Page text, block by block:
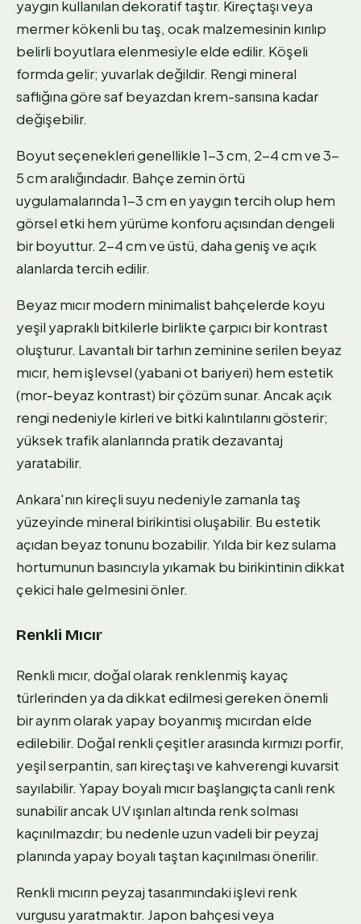
yaygın kullanılan dekoratif taştır. Kireçtaşı veya
mermer kökenli bu taş, ocak malzemesinin kırılıp
belirli boyutlara elenmesiyle elde edilir. Köşeli
formda gelir; yuvarlak değildir. Rengi mineral
saflığına göre saf beyazdan krem-sarısına kadar
değişebilir.
Boyut seçenekleri genellikle 1-3 cm, 2-4 cm ve 3-
5 cm aralığındadır. Bahçe zemin örtü
uygulamalarında 1-3 cm en yaygın tercih olup hem
görsel etki hem yürüme konforu açısından dengeli
bir boyuttur. 2-4 cm ve üstü, daha geniş ve açık
alanlarda tercih edilir.
Beyaz mıcır modern minimalist bahçelerde koyu
yeşil yapraklı bitkilerle birlikte çarpıcı bir kontrast
oluşturur. Lavantalı bir tarhın zeminine serilen beyaz
mıcır, hem işlevsel (yabani ot bariyeri) hem estetik
(mor-beyaz kontrast) bir çözüm sunar. Ancak açık
rengi nedeniyle kirleri ve bitki kalıntılarını gösterir;
yüksek trafik alanlarında pratik dezavantaj
yaratabilir.
Ankara'nın kireçli suyu nedeniyle zamanla taş
yüzeyinde mineral birikintisi oluşabilir. Bu estetik
açıdan beyaz tonunu bozabilir. Yılda bir kez sulama
hortumunun basıncıyla yıkamak bu birikintinin dikkat
çekici hale gelmesini önler.
Renkli Mıcır
Renkli mıcır, doğal olarak renklenmiş kayaç
türlerinden ya da dikkat edilmesi gereken önemli
bir ayrım olarak yapay boyanmış mıcırdan elde
edilebilir. Doğal renkli çeşitler arasında kırmızı porfir,
yeşil serpantin, sarı kireçtaşı ve kahverengi kuvarsit
sayılabilir. Yapay boyalı mıcır başlangıçta canlı renk
sunabilir ancak UV ışınları altında renk solması
kaçınılmazdır; bu nedenle uzun vadeli bir peyzaj
planında yapay boyalı taştan kaçınılması önerilir.
Renkli mıcırın peyzaj tasarımındaki işlevi renk
vurgusu yaratmaktır. Japon bahçesi veya